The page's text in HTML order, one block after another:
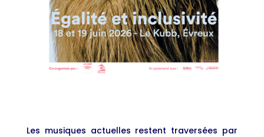
Les musiques actuelles restent traversées par